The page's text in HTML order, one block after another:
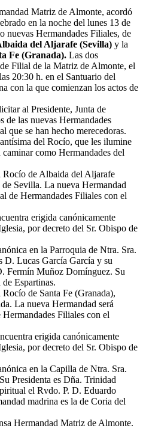
Matriz de Almonte, acordó
en la noche del lunes 13 de
nuevas Hermandades Filiales, de
del Aljarafe (Sevilla) y la
Fe (Granada). Las dos
Filial de la Matriz de Almonte, el
20:30 h. en el Santuario del
con la que comienzan los actos de
al Presidente, Junta de
de las nuevas Hermandades
que se han hecho merecedoras.
del Rocío, que les ilumine
como Hermandades del
Rocío de Albaida del Aljarafe
Sevilla. La nueva Hermandad
de Hermandades Filiales con el
erigida canónicamente
por decreto del Sr. Obispo de
en la Parroquia de Ntra. Sra.
D. Lucas García García y su
Fermín Muñoz Domínguez. Su
Espartinas.
de Santa Fe (Granada),
La nueva Hermandad será
Filiales con el
erigida canónicamente
por decreto del Sr. Obispo de
en la Capilla de Ntra. Sra.
Presidenta es Dña. Trinidad
el Rvdo. P. D. Eduardo
madrina es la de Coria del
Hermandad Matriz de Almonte.
ermita?
que se celebran en el
tengo que hacer?